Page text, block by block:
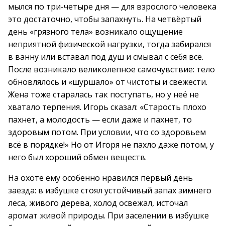
мылся по три-четыре дня — для взрослого человека
это достаточно, чтобы запахнуть. На четвёртый
день «грязного тела» возникало ощущение
неприятной физической нагрузки, тогда забирался
в ванну или вставал под душ и смывал с себя всё.
После возникало великолепное самочувствие: тело
обновлялось и «шуршало» от чистоты и свежести.
Жена тоже старалась так поступать, но у неё не
хватало терпения. Игорь сказал: «Старость плохо
пахнет, а молодость — если даже и пахнет, то
здоровым потом. При условии, что со здоровьем
всё в порядке!» Но от Игоря не пахло даже потом, у
него был хороший обмен веществ.
На охоте ему особенно нравился первый день
заезда: в избушке стоял устойчивый запах зимнего
леса, живого дерева, холод освежал, источал
аромат живой природы. При заселении в избушке